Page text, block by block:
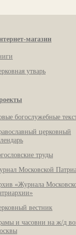
магазин
утварь
богослужебные
церковный
труды
Московской
«Журнала
вестник
и часовни на ж/д